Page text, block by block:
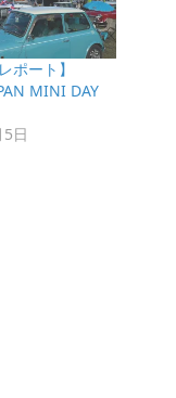
ポート】
MINI DAY
日